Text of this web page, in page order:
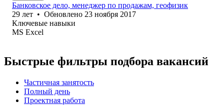
Банковское дело, менеджер по продажам, геофизик
29 лет • Обновлено 23 ноября 2017
Ключевые навыки
MS Excel
Быстрые фильтры подбора вакансий
Частичная занятость
Полный день
Проектная работа